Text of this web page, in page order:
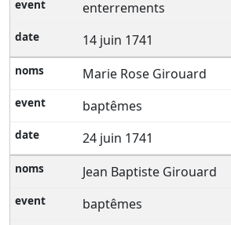
enterrements
14 juin 1741
Marie Rose Girouard
baptêmes
24 juin 1741
Jean Baptiste Girouard
baptêmes